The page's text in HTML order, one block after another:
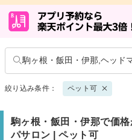
駒ヶ根・飯田・伊那,ヘッド
絞り込み条件： ペット可
駒ヶ根・飯田・伊那で価
パサロン | ペット可